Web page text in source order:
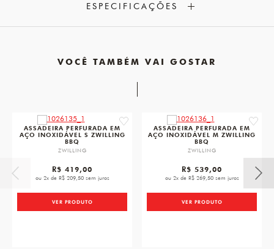
ESPECIFICAÇÕES
VOCÊ TAMBÉM VAI GOSTAR
favorite
ASSADEIRA PERFURADA EM
AÇO INOXIDÁVEL S ZWILLING
BBQ
ZWILLING
R$ 419,00
ou 2x de R$ 209,50 sem juros
VER PRODUTO
ASSADEIRA PERFURADA EM
AÇO INOXIDÁVEL M ZWILLING
BBQ
ZWILLING
R$ 539,00
ou 2x de R$ 269,50 sem juros
VER PRODUTO